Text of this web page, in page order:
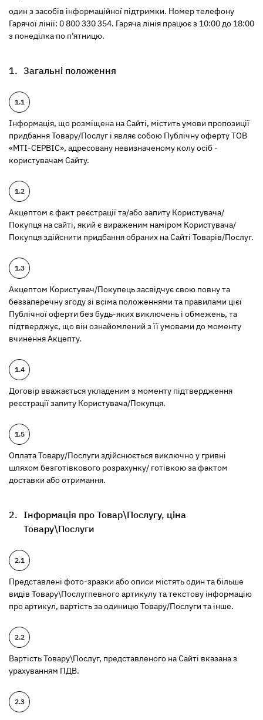
один з засобів інформаційної підтримки. Номер телефону
Гарячої лінії: 0 800 330 354. Гаряча лінія працює з 10:00 до 18:00
з понеділка по п’ятницю.
Загальні положення
Інформація, що розміщена на Сайті, містить умови пропозиції
придбання Товару/Послуг і являє собою Публічну оферту ТОВ
«МТІ-СЕРВІС», адресовану невизначеному колу осіб -
користувачам Сайту.
Акцептом є факт реєстрації та/або запиту Користувача/
Покупця на сайті, який є вираженим наміром Користувача/
Покупця здійснити придбання обраних на Сайті Товарів/Послуг.
Акцептом Користувач/Покупець засвідчує свою повну та
беззаперечну згоду зі всіма положеннями та правилами цієї
Публічної оферти без будь-яких виключень і обмежень, та
підтверджує, що він ознайомлений з її умовами до моменту
вчинення Акцепту.
Договір вважається укладеним з моменту підтвердження
реєстрації запиту Користувача/Покупця.
Оплата Товару/Послуги здійснюється виключно у гривні
шляхом безготівкового розрахунку/ готівкою за фактом
доставки або отримання.
Інформація про Товар\Послугу, ціна
Товару\Послуги
Представлені фото-зразки або описи містять один та більше
видів Товару\Послугпевного артикулу та текстову інформацію
про артикул, вартість за одиницю Товару/Послуги та інше.
Вартість Товару\Послуг, представленого на Сайті вказана з
урахуванням ПДВ.